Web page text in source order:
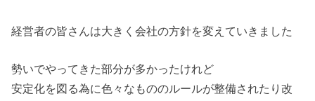
経営者の皆さんは大きく会社の方針を変えていきました
勢いでやってきた部分が多かったけれど
安定化を図る為に色々なもののルールが整備されたり改